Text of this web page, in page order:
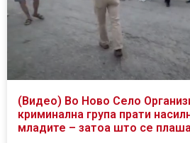
(Видео) Во Ново Село
криминална група прати
младите – затоа што се